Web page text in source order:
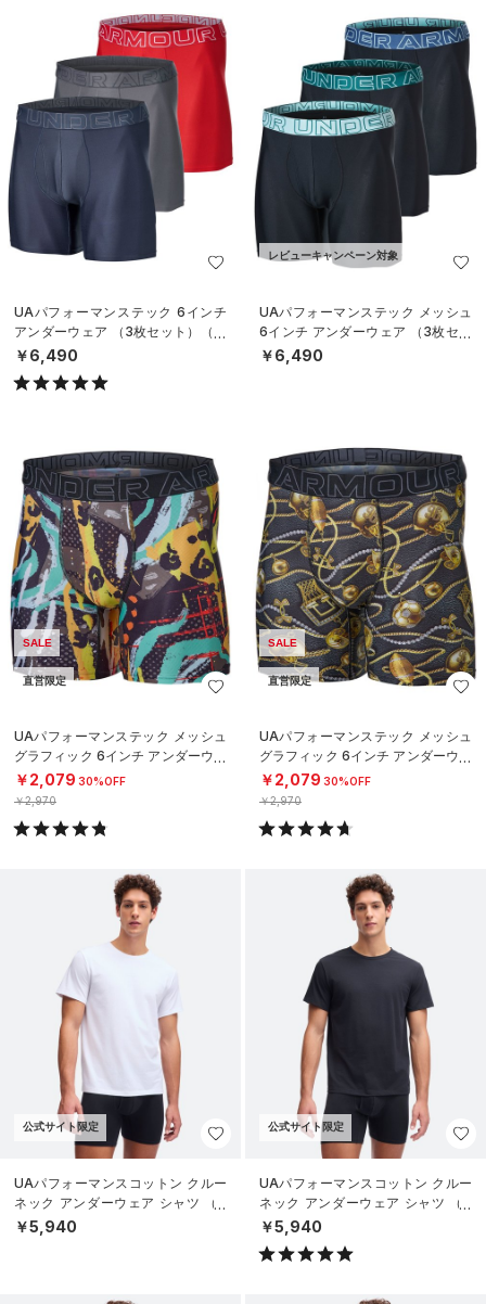
UAパフォーマンステック 6インチ
アンダーウェア （3枚セット）（ト
レーニング/MEN）
￥6,490
レビューキャンペーン対象
UAパフォーマンステック メッシュ
6インチ アンダーウェア （3枚セッ
ト）（トレーニング/MEN）
￥6,490
SALE
直営限定
UAパフォーマンステック メッシュ
グラフィック 6インチ アンダーウェ
ア（トレーニング/MEN）
￥2,079 30%OFF
￥2,970
SALE
直営限定
UAパフォーマンステック メッシュ
グラフィック 6インチ アンダーウェ
ア（トレーニング/MEN）
￥2,079 30%OFF
￥2,970
公式サイト限定
UAパフォーマンスコットン クルー
ネック アンダーウェア シャツ （2
枚セット）（ライフスタイル/ME
￥5,940
公式サイト限定
UAパフォーマンスコットン クルー
ネック アンダーウェア シャツ （2
枚セット）（ライフスタイル/ME
￥5,940